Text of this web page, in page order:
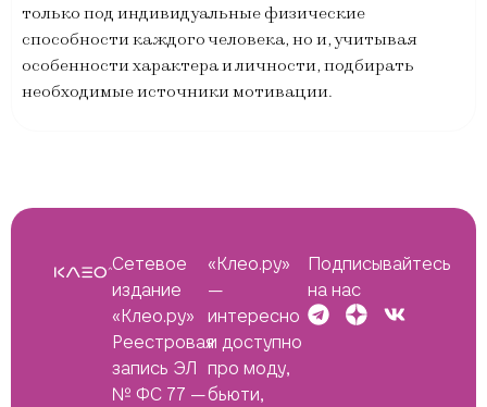
только под индивидуальные физические
способности каждого человека, но и, учитывая
особенности характера и личности, подбирать
необходимые источники мотивации.
Сетевое
издание
«Клео.ру»
Реестровая
запись ЭЛ
№ ФС 77 —
«Клео.ру»
—
интересно
и доступно
про моду,
бьюти,
Подписывайтесь
на нас